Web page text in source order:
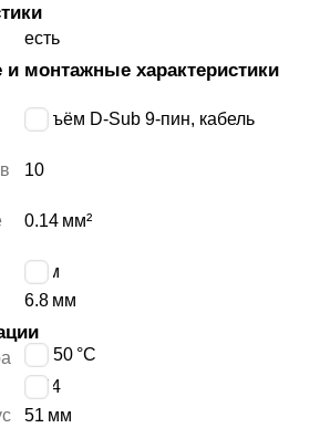
есть
и монтажные характеристики
разъём D-Sub 9-пин, кабель
10
0.14 мм²
м
6.8 мм
0 ÷ 50 °C
IP54
51 мм